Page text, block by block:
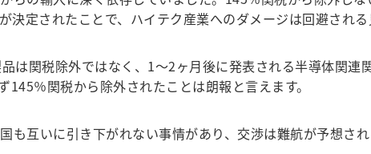
定されたことで、ハイテク産業へのダメージは回避される
関税除外ではなく、1～2ヶ月後に発表される半導体関連
％関税から除外されたことは朗報と言えます。
互いに引き下がれない事情があり、交渉は難航が予想され